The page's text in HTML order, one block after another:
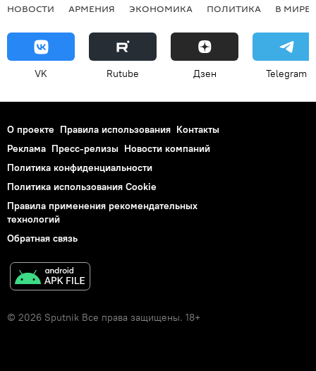
НОВОСТИ АРМЕНИЯ ЭКОНОМИКА ПОЛИТИКА В МИРЕ
VK Rutube Дзен Telegram
О проекте Правила использования Контакты
Реклама Пресс-релизы Новости компаний
Политика конфиденциальности
Политика использования Cookie
Правила применения рекомендательных
технологий
Обратная связь
© 2026 Sputnik Все права защищены. 18+